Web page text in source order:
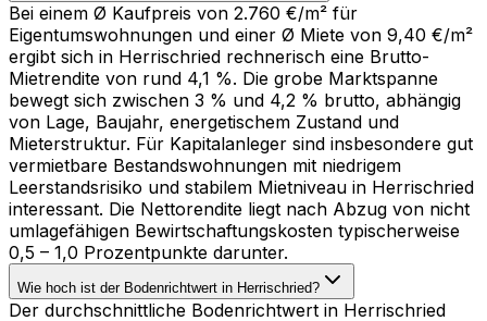
Bei einem Ø Kaufpreis von 2.760 €/m² für
Eigentumswohnungen und einer Ø Miete von 9,40 €/m²
ergibt sich in Herrischried rechnerisch eine Brutto-
Mietrendite von rund 4,1 %. Die grobe Marktspanne
bewegt sich zwischen 3 % und 4,2 % brutto, abhängig
von Lage, Baujahr, energetischem Zustand und
Mieterstruktur. Für Kapitalanleger sind insbesondere gut
vermietbare Bestandswohnungen mit niedrigem
Leerstandsrisiko und stabilem Mietniveau in Herrischried
interessant. Die Nettorendite liegt nach Abzug von nicht
umlagefähigen Bewirtschaftungskosten typischerweise
0,5 – 1,0 Prozentpunkte darunter.
Wie hoch ist der Bodenrichtwert in Herrischried?
Der durchschnittliche Bodenrichtwert in Herrischried